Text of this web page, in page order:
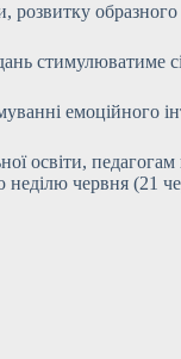
розвитку
стимулюватиме
емоційного
освіти,
неділю червня (21